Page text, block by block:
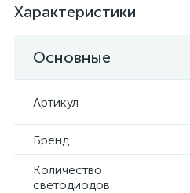
Характеристики
Основные
Артикул
Бренд
Количество
светодиодов